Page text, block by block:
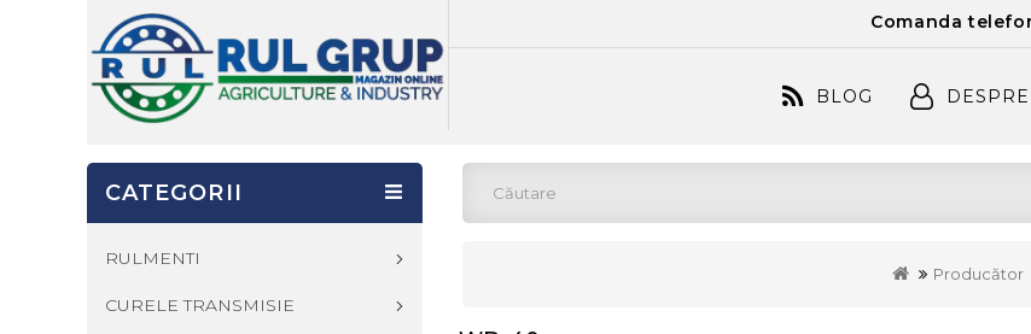
Comanda
BLOG
Producător
CATEGORII
RULMENTI
CURELE TRANSMISIE